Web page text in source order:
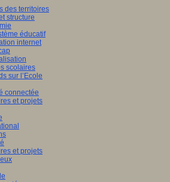
des territoires
structure
éducatif
internet
scolaires
sur l’Ecole
connectée
et projets
et projets